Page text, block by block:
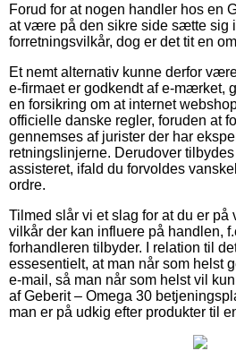
Forud for at nogen handler hos en
at være på den sikre side sætte sig
forretningsvilkår, dog er det tit en
Et nemt alternativ kunne derfor
e-firmaet er godkendt af e-mærket,
en forsikring om at internet
officielle danske regler, foruden at
gennemses af jurister der har
retningslinjerne. Derudover
assisteret, ifald du forvoldes
ordre.
Tilmed slår vi et slag for at du er på
vilkår der kan influere på handlen,
forhandleren tilbyder. I relation til
essesentielt, at man når som helst
e-mail, så man når som helst vil
af Geberit – Omega 30
man er på udkig efter produkter til